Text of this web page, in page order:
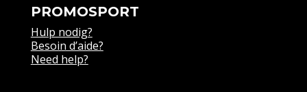
PROMOSPORT
Hulp nodig?
Besoin d’aide?
Need help?